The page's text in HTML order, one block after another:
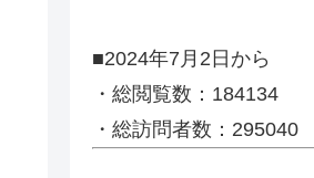
■2024年7月2日から
・総閲覧数：184134
・総訪問者数：295040